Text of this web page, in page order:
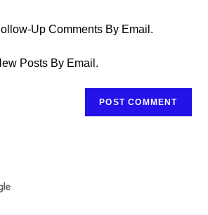
Up Comments By Email.
Posts By Email.